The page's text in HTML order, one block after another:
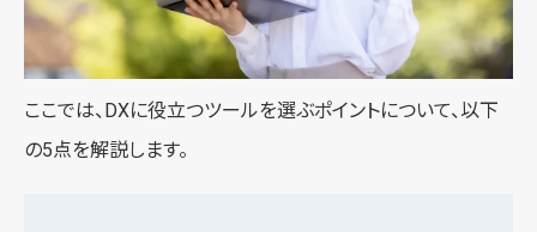
ここでは、DXに役立つツールを選ぶポイントについて、以下
の5点を解説します。